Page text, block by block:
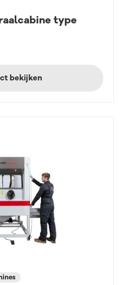
type
bekijken